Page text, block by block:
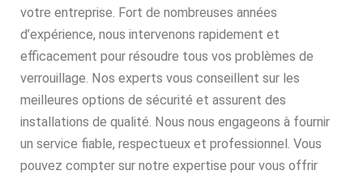
votre entreprise. Fort de nombreuses années
d’expérience, nous intervenons rapidement et
efficacement pour résoudre tous vos problèmes de
verrouillage. Nos experts vous conseillent sur les
meilleures options de sécurité et assurent des
installations de qualité. Nous nous engageons à fournir
un service fiable, respectueux et professionnel. Vous
pouvez compter sur notre expertise pour vous offrir